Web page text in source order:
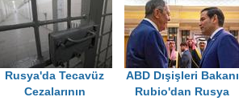
Rusya'da Tecavüz
Cezalarının
ABD Dışişleri Bakanı
Rubio'dan Rusya